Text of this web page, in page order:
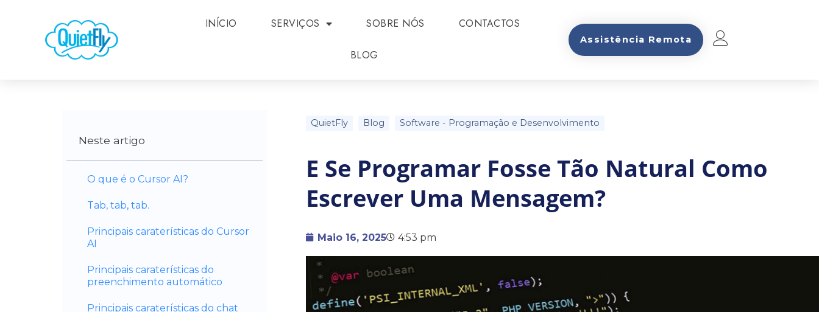
INÍCIO SERVIÇOS SOBRE NÓS CONTACTOS
BLOG
Assistência Remota
Neste artigo
O que é o Cursor AI?
Tab, tab, tab.
Principais caraterísticas do Cursor
AI
Principais caraterísticas do
preenchimento automático
Principais caraterísticas do chat
QuietFly Blog Software - Programação e Desenvolvimento
E Se Programar Fosse Tão Natural Como
Escrever Uma Mensagem?
Maio 16, 2025 4:53 pm